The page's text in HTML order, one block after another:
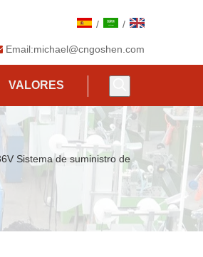
/ /
Email:michael@cngoshen.com
VALORES
Sistema de suministro de